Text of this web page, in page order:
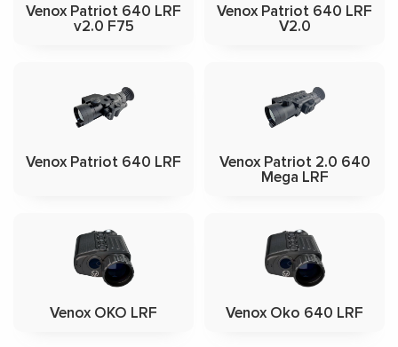
Venox Patriot 640 LRF
v2.0 F75
Venox Patriot 640 LRF
V2.0
Venox Patriot 640 LRF
Venox Patriot 2.0 640
Mega LRF
Venox OKO LRF Venox Oko 640 LRF